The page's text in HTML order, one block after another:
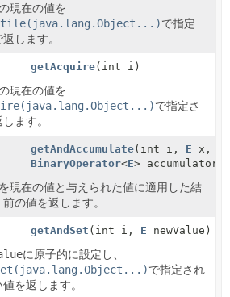
現在の値を
で指定
します。
getAcquire(int i)
現在の値を
で指定さ
ます。
getAndAccumulate(int i, E x,
BinaryOperator<E>
現在の値と与えられた値に適用した結
の値を返します。
getAndSet (int i, E newValue)
に原子的に設定し、
で指定され
を返します。